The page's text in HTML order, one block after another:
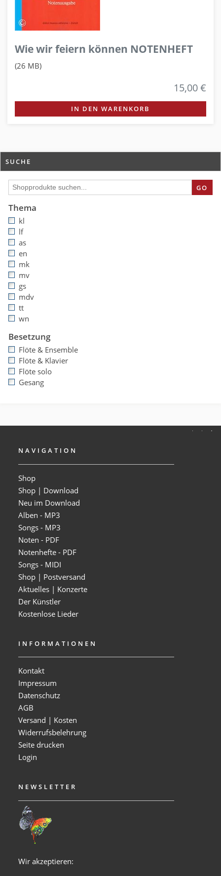
Wie wir feiern können NOTENHEFT
(26 MB)
15,00 €
IN DEN WARENKORB
SUCHE
GO
Thema
kl
lf
as
en
mk
mv
gs
mdv
tt
wn
Besetzung
Flöte & Ensemble
Flöte & Klavier
Flöte solo
Gesang
NAVIGATION
Shop
Shop | Download
Neu im Download
Alben - MP3
Songs - MP3
Noten - PDF
Notenhefte - PDF
Songs - MIDI
Shop | Postversand
Aktuelles | Konzerte
Der Künstler
Kostenlose Lieder
INFORMATIONEN
Kontakt
Impressum
Datenschutz
AGB
Versand | Kosten
Widerrufsbelehrung
Seite drucken
Login
NEWSLETTER
Wir akzeptieren: